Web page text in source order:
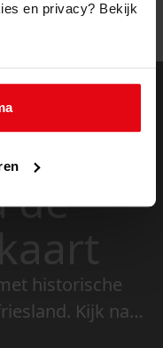
en privacy? Bekijk
lijst van de website
de
historische
Kijk naar